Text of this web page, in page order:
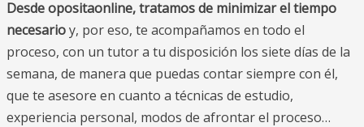
Desde opositaonline, tratamos de minimizar el tiempo
necesarioy, por eso, te acompañamos en todo el
proceso, con un tutor a tu disposición los siete días de la
semana, de manera que puedas contar siempre con él,
que te asesore en cuanto a técnicas de estudio,
experiencia personal, modos de afrontar el proceso…